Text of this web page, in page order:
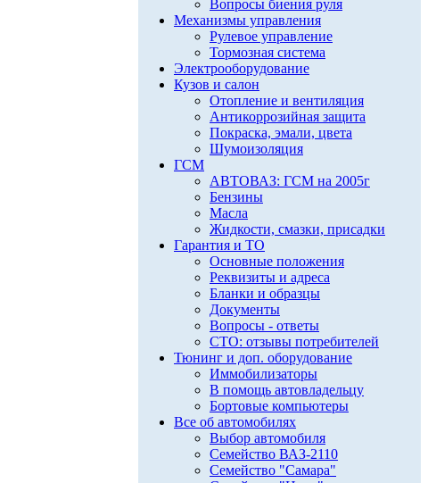
Вопросы биения руля
Механизмы управления
Рулевое управление
Тормозная система
Электрооборудование
Кузов и салон
Отопление и вентиляция
Антикоррозийная защита
Покраска, эмали, цвета
Шумоизоляция
ГСМ
АВТОВАЗ: ГСМ на 2005г
Бензины
Масла
Жидкости, смазки, присадки
Гарантия и ТО
Основные положения
Реквизиты и адреса
Бланки и образцы
Документы
Вопросы - ответы
СТО: отзывы потребителей
Тюнинг и доп. оборудование
Иммобилизаторы
В помощь автовладельцу
Бортовые компьютеры
Все об автомобилях
Выбор автомобиля
Семейство ВАЗ-2110
Семейство "Самара"